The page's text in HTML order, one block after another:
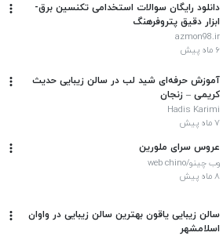
دانلود رایگان سوالات استخدامی تکنسین برق-
ابزار دقیق پتروفرهنگ
azmon98.ir
۶ ماه پیش
آموزش حرفه‌ای شید لب در سالن زیبایی حدیث
کریمی – زنجان
Hadis Karimi
۷ ماه پیش
عروس سرای ملورین
وب چینو/web chino
۸ ماه پیش
سالن زیبایی یاقون بهترین سالن زیبایی در واوان
اسلامشهر